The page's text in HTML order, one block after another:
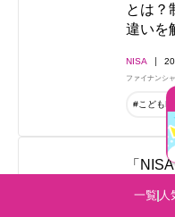
一覧 人
とは？
違いを
NISA
ファイナンシ
#こども
「
ら差